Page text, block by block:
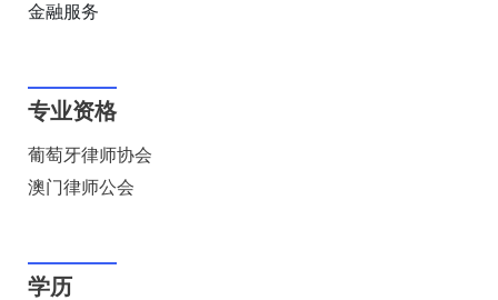
金融服务
专业资格
葡萄牙律师协会
澳门律师公会
学历